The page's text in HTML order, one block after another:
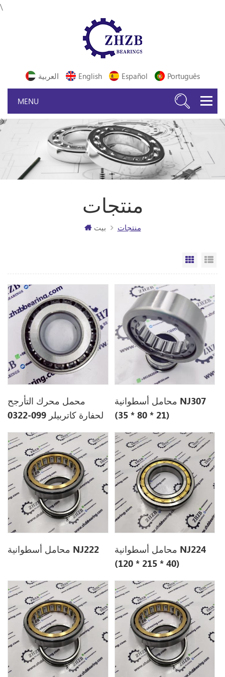
\
العربية English Español Português
منتجات
بيت منتجات
محمل محرك التأرجح
لحفارة كاتربيلر 099-0322
محامل أسطوانية NJ307
(35 * 80 * 21)
محامل أسطوانية NJ222
محامل أسطوانية NJ224
(120 * 215 * 40)